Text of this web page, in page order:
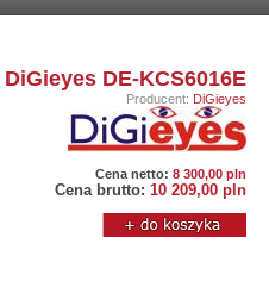
DiGieyes DE-KCS6016E
Producent: DiGieyes
Cena netto: 8 300,00 pln
Cena brutto: 10 209,00 pln